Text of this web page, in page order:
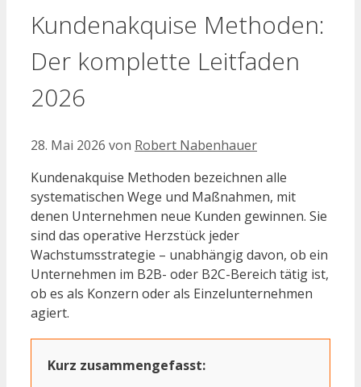
Kundenakquise Methoden:
Der komplette Leitfaden
2026
28. Mai 2026 von Robert Nabenhauer
Kundenakquise Methoden bezeichnen alle
systematischen Wege und Maßnahmen, mit
denen Unternehmen neue Kunden gewinnen. Sie
sind das operative Herzstück jeder
Wachstumsstrategie – unabhängig davon, ob ein
Unternehmen im B2B- oder B2C-Bereich tätig ist,
ob es als Konzern oder als Einzelunternehmen
agiert.
Kurz zusammengefasst: